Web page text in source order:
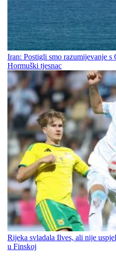
Iran: Postigli smo razumijevanje
Hormuški tjesnac
Rijeka svladala Ilves, ali nije
u Finskoj